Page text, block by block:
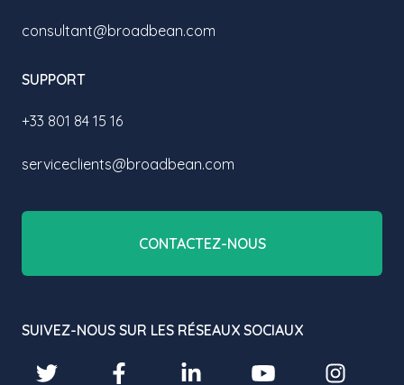
consultant@broadbean.com
SUPPORT
+33 801 84 15 16
serviceclients@broadbean.com
CONTACTEZ-NOUS
SUIVEZ-NOUS SUR LES RÉSEAUX SOCIAUX